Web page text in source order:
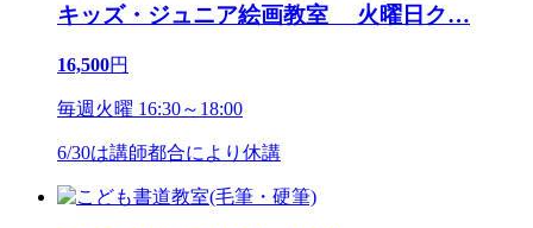
キッズ・ジュニア絵画教室 火曜日ク…
16,500円
毎週火曜 16:30～18:00
6/30は講師都合により休講